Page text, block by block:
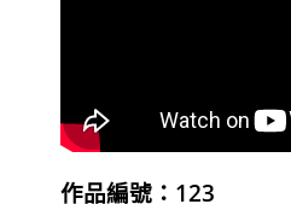
作品編號：123